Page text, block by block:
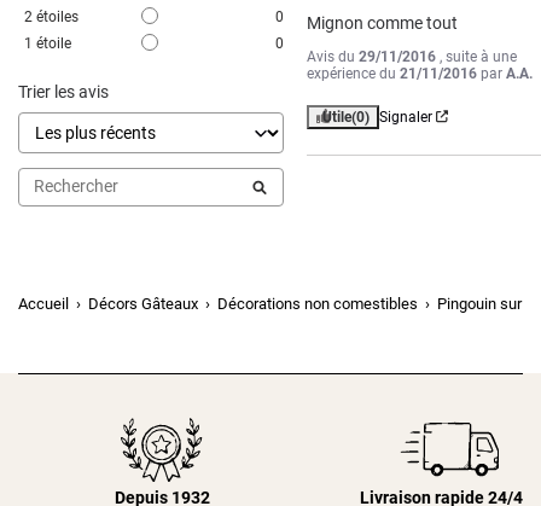
2 étoiles
0
1 étoile 0
Trier les avis
Mignon comme tout
Avis du29/11/2016 , suite à une
expérience du21/11/2016 parA.A.
Utile(0) Signaler
Accueil Décors Gâteaux Décorations non comestibles Pingouin sur
Depuis 1932 Livraison rapide 24/48h